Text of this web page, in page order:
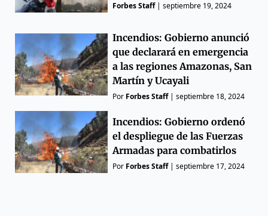
Forbes Staff|septiembre 19, 2024
Incendios: Gobierno anunció
que declarará en emergencia
a las regiones Amazonas, San
Martín y Ucayali
Por Forbes Staff|septiembre 18, 2024
Incendios: Gobierno ordenó
el despliegue de las Fuerzas
Armadas para combatirlos
Por Forbes Staff|septiembre 17, 2024